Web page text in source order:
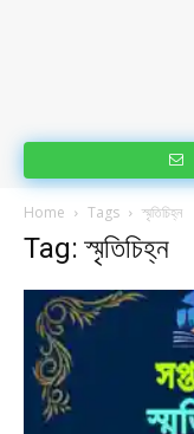
Home Tags স্মৃতিচিহ্ন
Tag: স্মৃতিচিহ্ন